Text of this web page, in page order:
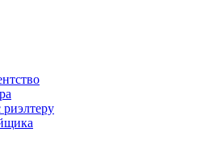
риэлтеру